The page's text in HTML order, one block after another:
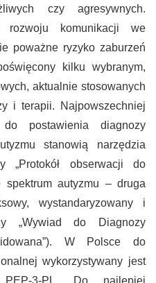
czy agresywnych.
rozwoju komunikacji we
poważne ryzyko zaburzeń
kilku wybranym,
aktualnie stosowanych
i terapii. Najpowszechniej
do postawienia diagnozy
stanowią narzędzia
„Protokół obserwacji do
spektrum autyzmu – druga
wystandaryzowany i
„Wywiad do Diagnozy
W Polsce do
wykorzystywany jest
PEP-3-PL. Do najlepiej